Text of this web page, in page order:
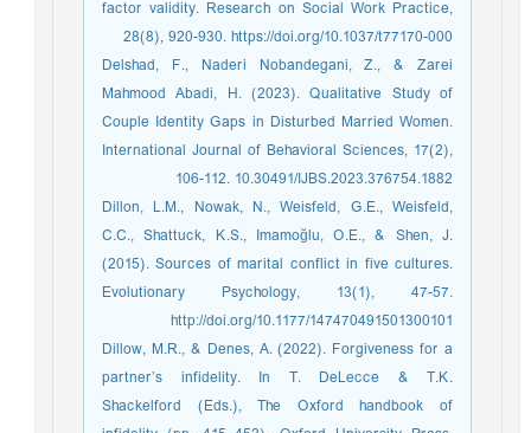
factor validity. Research on Social Work Practice,
28(8), 920-930. https://doi.org/10.1037/t77170-000
Delshad, F., Naderi Nobandegani, Z., & Zarei
Mahmood Abadi, H. (2023). Qualitative Study of
Couple Identity Gaps in Disturbed Married Women.
International Journal of Behavioral Sciences, 17(2),
106-112. 10.30491/IJBS.2023.376754.1882
Dillon, L.M., Nowak, N., Weisfeld, G.E., Weisfeld,
C.C., Shattuck, K.S., Imamoğlu, O.E., & Shen, J.
(2015). Sources of marital conflict in five cultures.
Evolutionary Psychology, 13(1), 47-57.
http://doi.org/10.1177/147470491501300101
Dillow, M.R., & Denes, A. (2022). Forgiveness for a
partner’s infidelity. In T. DeLecce & T.K.
Shackelford (Eds.), The Oxford handbook of